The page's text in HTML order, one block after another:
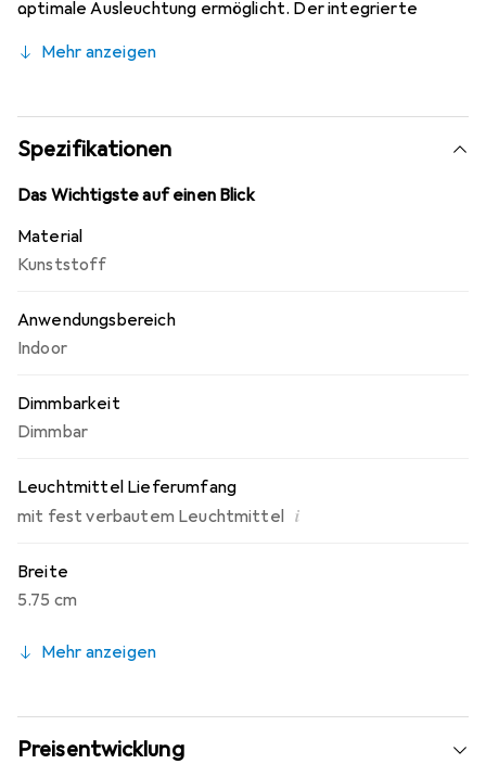
optimale Ausleuchtung ermöglicht. Der integrierte
Flexibilität, um die Lichtintensität nach Bedarf
Leuchten auch für Wandmontagen geeignet, was sie zu
einer vielseitigen Wahl für verschiedene Anwendungen
macht. Das Set beinhaltet zwei LED-Anbauleuchten
sowie ein LED-Steckernetzteil mit einer Leistung von 12
gewährleistet.
Mehr anzeigen
Spezifikationen
Das Wichtigste auf einen Blick
Material
Kunststoff
Anwendungsbereich
Indoor
Dimmbarkeit
Dimmbar
Leuchtmittel Lieferumfang
mit fest verbautem Leuchtmittel i
Breite
5.75 cm
Mehr anzeigen
Preisentwicklung